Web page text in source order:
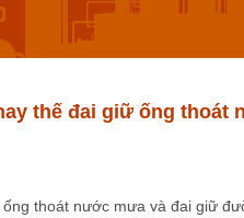
thế đai giữ ống
thoát nước mưa và đai giữ